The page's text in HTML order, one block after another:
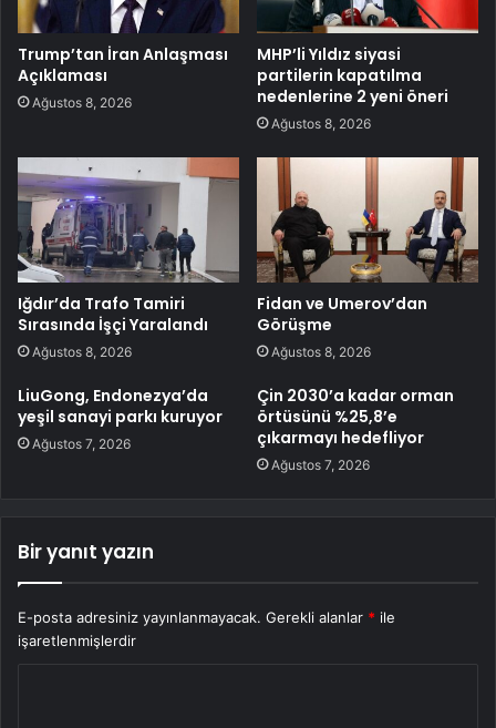
Trump’tan İran Anlaşması
Açıklaması
Ağustos 8, 2026
MHP’li Yıldız siyasi
partilerin kapatılma
nedenlerine 2 yeni öneri
Ağustos 8, 2026
Iğdır’da Trafo Tamiri
Sırasında İşçi Yaralandı
Ağustos 8, 2026
Fidan ve Umerov’dan
Görüşme
Ağustos 8, 2026
LiuGong, Endonezya’da
yeşil sanayi parkı kuruyor
Ağustos 7, 2026
Çin 2030’a kadar orman
örtüsünü %25,8’e
çıkarmayı hedefliyor
Ağustos 7, 2026
Bir yanıt yazın
E-posta adresiniz yayınlanmayacak. Gerekli alanlar * ile
işaretlenmişlerdir